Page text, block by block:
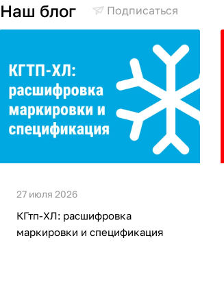
Наш блог Подписаться
27 июля 2026
КГтп-ХЛ: расшифровка
маркировки и спецификация